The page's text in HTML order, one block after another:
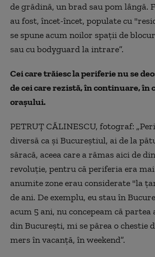
de grădină, un brad sau pom lângă.
au fost, încet-încet, populate cu
se spune acum noilor spații de
sau cu bodyguard la intrare”.
Cei care trăiesc la periferie nu se
de cei care rezistă, în continuare, în
orașului.
PETRUȚ CĂLINESCU, fotograf:
diversă ca și Bucureștiul, ai de la
săracă, aceea care a rămas aici de
revoluție, pentru că periferia era
anumite zone erau considerate "la
de ani. De exemplu, eu stau în
acum 5 ani, nu concepeam că partea
din București, mi se părea o chestie
mers în vacanță, în weekend”.